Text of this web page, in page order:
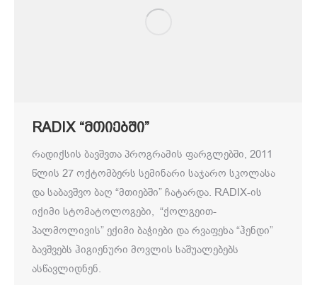
RADIX “მთიებში”
რადიქსის ბავშვთა პროგრამის ფარგლებში, 2011
წლის 27 ოქტომბერს სემინარი საჯარო სკოლასა
და საბავშვო ბაღ “მთიებში” ჩატარდა. RADIX-ის
იქიმი სტომატოლოგები, “ქოლგეით-
პალმოლივის” ექიმი ბაჭიები და რვაფეხა “ჰენდი”
ბავშვებს ჰიგიენური მოვლის საშუალებებს
ასწავლიდნენ.